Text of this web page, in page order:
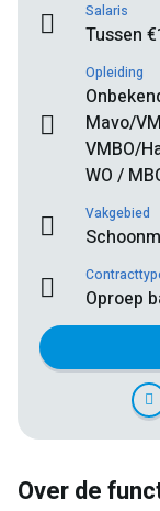
Salaris
Tussen
Opleiding
Mavo/
VMBO/
WO /
Vakgebied
Oproep
Over de